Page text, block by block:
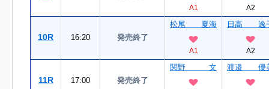
A1 A2
10R 16:20 発売終了
松尾 夏海
A1
日高 逸
A2
11R 17:00 発売終了
関野 文 渡邉 優